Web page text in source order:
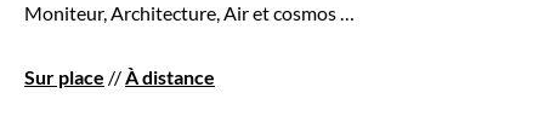
Moniteur, Architecture, Air et cosmos …
Sur place // À distance